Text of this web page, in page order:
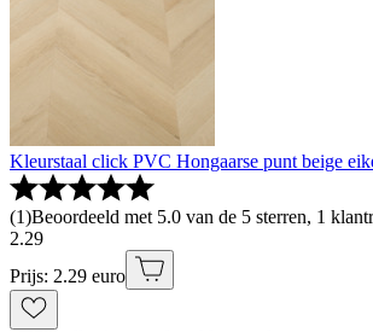
Kleurstaal click PVC Hongaarse punt beige
(1)Beoordeeld met 5.0 van de 5 sterren, 1
2.29
Prijs: 2.29 euro